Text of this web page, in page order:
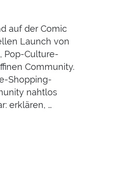
auf der Comic
Launch von
Pop-Culture-
Community.
Shopping-
nahtlos
erklären, …